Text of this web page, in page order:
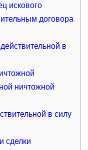
искового
договора
в
ничтожной
в силу
сделки